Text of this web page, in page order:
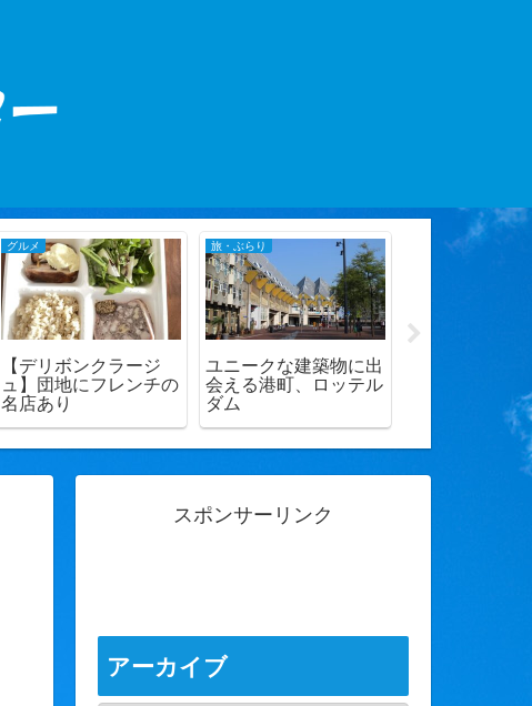
グルメ
【デリボンクラージ
ュ】団地にフレンチの
名店あり
旅・ぶらり
ユニークな建築物に出
会える港町、ロッテル
ダム
グルメ
スポンサーリンク
アーカイブ